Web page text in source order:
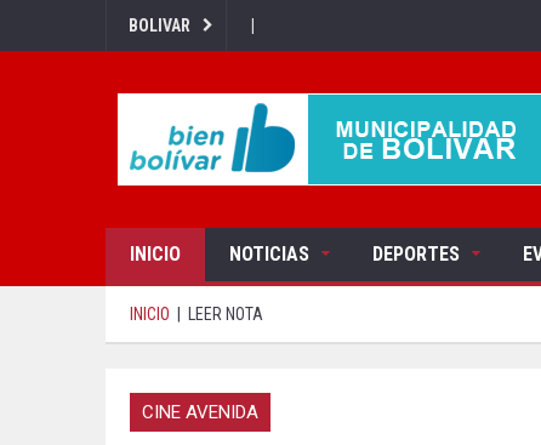
BOLIVAR |
INICIO NOTICIAS DEPORTES
INICIO LEER NOTA
CINE AVENIDA